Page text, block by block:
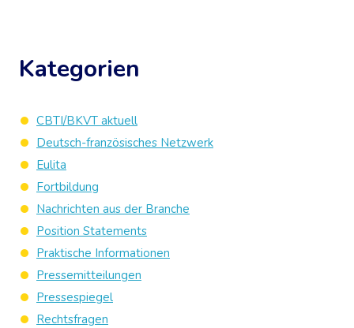
Kategorien
CBTI/BKVT aktuell
Deutsch-französisches Netzwerk
Eulita
Fortbildung
Nachrichten aus der Branche
Position Statements
Praktische Informationen
Pressemitteilungen
Pressespiegel
Rechtsfragen